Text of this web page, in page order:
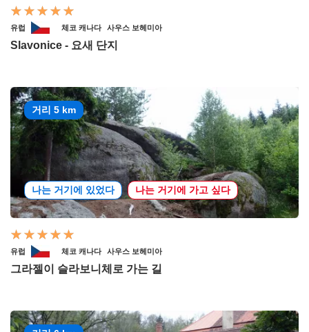
유럽 체코 캐나다 사우스 보헤미아
Slavonice - 요새 단지
거리 5 km
나는 거기에 있었다 나는 거기에 가고 싶다
유럽 체코 캐나다 사우스 보헤미아
그라젤이 슬라보니체로 가는 길